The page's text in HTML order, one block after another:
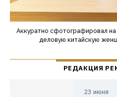
Аккуратно сфотографировал
деловую китайскую
23 июня